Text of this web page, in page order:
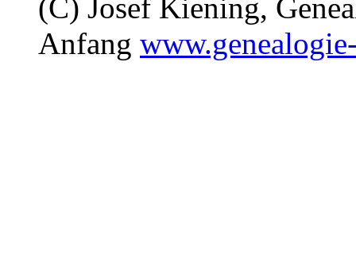
(C) Josef Kiening,
Anfang